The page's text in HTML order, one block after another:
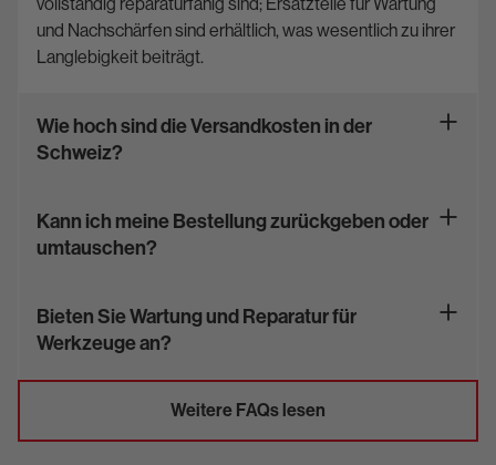
vollständig reparaturfähig sind; Ersatzteile für Wartung
und Nachschärfen sind erhältlich, was wesentlich zu ihrer
Langlebigkeit beiträgt.
Wie hoch sind die Versandkosten in der
Schweiz?
Kann ich meine Bestellung zurückgeben oder
umtauschen?
Bieten Sie Wartung und Reparatur für
Werkzeuge an?
Weitere FAQs lesen